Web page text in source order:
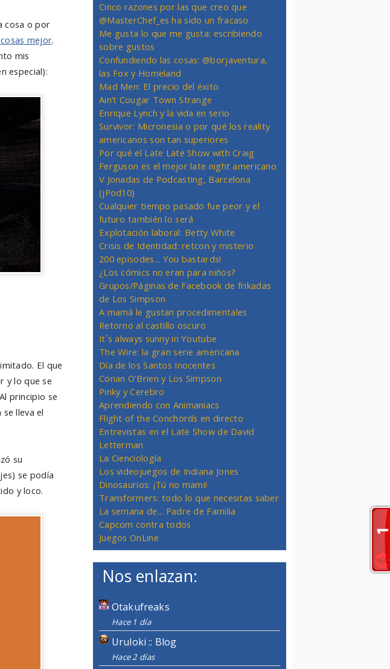
cosa o por
mejor.
mis
especial):
El que
y lo que se
principio se
lleva el
su
se podía
y loco.
Cinco razones por las que creo que
@MasterChef_es ha sido un fracaso
Me gusta lo que me gusta: escribiendo
sobre gustos
Confundiendo las cosas: @borjaventura,
las Fox y Homeland
Mad Men: El precio del éxito
Ain’t Cougar Town Strange
Enrique Lynch y la vida en serio
Survivor: Micronesia o por qué los reality
americanos son tan superiores
Por qué el Late Late Show with Craig
Ferguson es el mejor late night americano
V Jonadas de Podcasting, Barcelona
(jPod10)
Cualquier tiempo pasado fue peor y el
futuro también lo será
Explotación laboral: Betty White
Crisis de Identidad: retcon y misterio
200 episodes... You bastards!
¿Los cómics no eran para niños?
Grupos/Páginas de Facebook de frikadas
de Los Simpson
A mamá le gustan procedimentales
Retorno al castillo oscuro
It´s always sunny in Youtube
The Wire: la gran serie americana
Día de los Santos Inocentes
Conan O'Brien y Los Simpson
Pinky y Cerebro
Aprendiendo con Animaniacs
Flight of the Conchords en directo
Entrevistas en el Late Show de David
Letterman
La Cienciología
Los videojuegos de Indiana Jones
Dinosaurios: ¡Tú no mami!
Transformers: todo lo que necesitas saber
La semana de... Padre de Familia
Capcom contra todos
Juegos OnLine
Nos enlazan:
Otakufreaks
Hace 1 día
Uruloki :: Blog
Hace 2 días